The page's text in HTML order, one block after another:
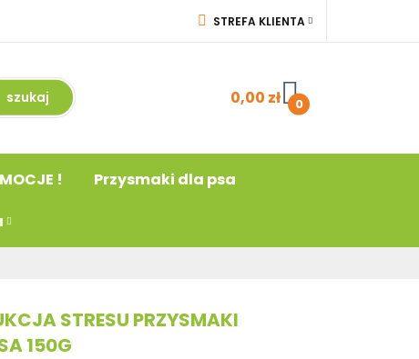
STREFA KLIENTA
ZAREJESTRUJ SIĘ
DODAJ ZGŁOSZENIE
0,00 zł 0
!
Przysmaki dla psa
STRESU PRZYSMAKI
150G